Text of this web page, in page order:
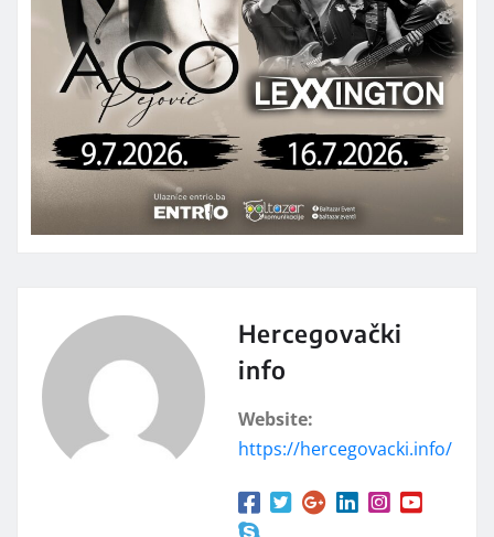
Hercegovački
info
Website:
https://hercegovacki.info/